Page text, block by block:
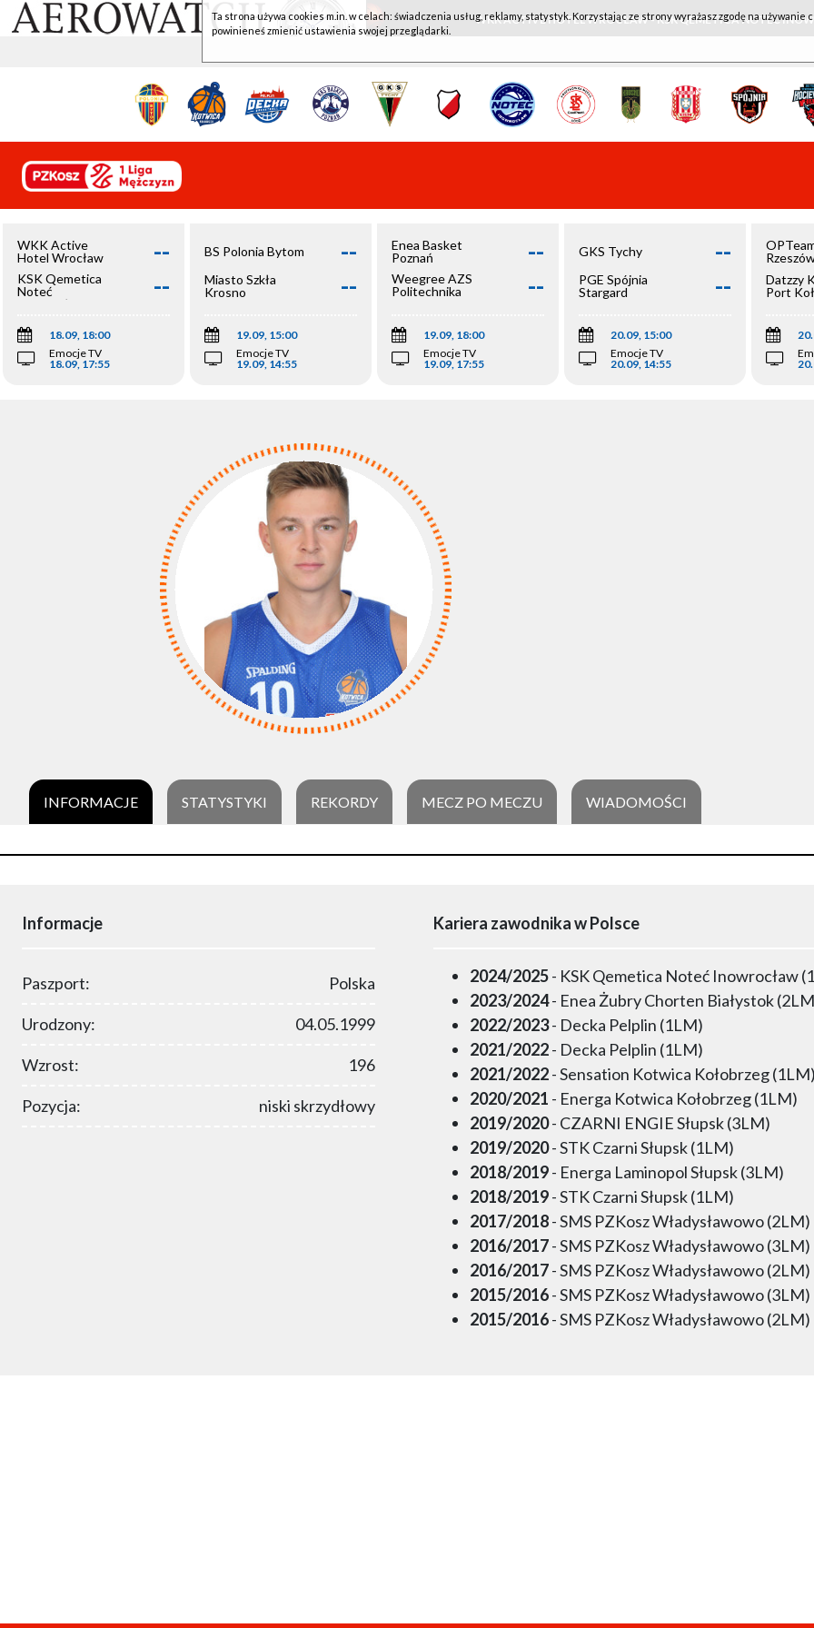
WKK ACTIVE HOTEL WROCŁAW - KSK QEMETICA NOTEĆ
WKK Active
Hotel Wrocław
--
KSK Qemetica
Noteć
Inowrocław
--
18.09, 18:00
Emocje TV
18.09, 17:55
BS Polonia Bytom --
Miasto Szkła
Krosno
--
19.09, 15:00
Emocje TV
19.09, 14:55
Enea Basket
Poznań
--
Weegree AZS
Politechnika
--
19.09, 18:00
Emocje TV
19.09, 17:55
GKS Tychy --
PGE Spójnia
Stargard
--
20.09, 15:00
Emocje TV
20.09, 14:55
Datzzy
Port
INFORMACJE STATYSTYKI REKORDY MECZ PO MECZU WIADOMOŚCI
Informacje
Paszport: Polska
Urodzony: 04.05.1999
Wzrost: 196
Pozycja: niski skrzydłowy
Kariera zawodnika w Polsce
2024/2025- KSK Qemetica Noteć Inowrocław
2023/2024- Enea Żubry Chorten Białystok
2022/2023- Decka Pelplin (1LM)
2021/2022- Decka Pelplin (1LM)
2021/2022- Sensation Kotwica Kołobrzeg (1LM)
2020/2021 - Energa Kotwica Kołobrzeg (1LM)
2019/2020- CZARNI ENGIE Słupsk (3LM)
2019/2020- STK Czarni Słupsk (1LM)
2018/2019- Energa Laminopol Słupsk (3LM)
2018/2019- STK Czarni Słupsk (1LM)
2017/2018- SMS PZKosz Władysławowo (2LM)
2016/2017- SMS PZKosz Władysławowo (3LM)
2016/2017- SMS PZKosz Władysławowo (2LM)
2015/2016- SMS PZKosz Władysławowo (3LM)
2015/2016- SMS PZKosz Władysławowo (2LM)
Ta strona używa cookies m.in. w celach: świadczenia usług, reklamy, statystyk. Korzystając ze strony wyrażasz zgodę na używanie
powinieneś zmienić ustawienia swojej przeglądarki.